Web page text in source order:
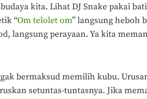
kita. Lihat DJ Snake pakai
“Om telolet om” langsung heboh
langsung perayaan. Ya kita
bermaksud memilih kubu.
setuntas-tuntasnya. Jika